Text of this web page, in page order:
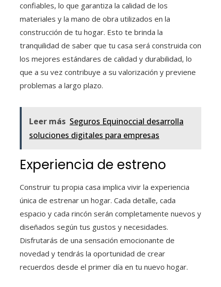
confiables, lo que garantiza la calidad de los
materiales y la mano de obra utilizados en la
construcción de tu hogar. Esto te brinda la
tranquilidad de saber que tu casa será construida con
los mejores estándares de calidad y durabilidad, lo
que a su vez contribuye a su valorización y previene
problemas a largo plazo.
Leer más Seguros Equinoccial desarrolla
soluciones digitales para empresas
Experiencia de estreno
Construir tu propia casa implica vivir la experiencia
única de estrenar un hogar. Cada detalle, cada
espacio y cada rincón serán completamente nuevos y
diseñados según tus gustos y necesidades.
Disfrutarás de una sensación emocionante de
novedad y tendrás la oportunidad de crear
recuerdos desde el primer día en tu nuevo hogar.